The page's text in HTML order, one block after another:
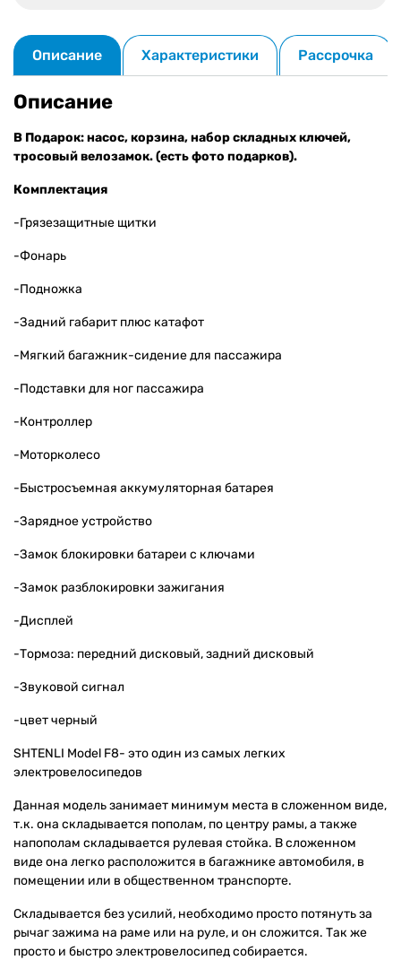
Описание Характеристики Рассрочка
Описание
В Подарок: насос, корзина, набор складных ключей,
тросовый велозамок. (есть фото подарков).
Комплектация
-Грязезащитные щитки
-Фонарь
-Подножка
-Задний габарит плюс катафот
-Мягкий багажник-сидение для пассажира
-Подставки для ног пассажира
-Контроллер
-Моторколесо
-Быстросъемная аккумуляторная батарея
-Зарядное устройство
-Замок блокировки батареи с ключами
-Замок разблокировки зажигания
-Дисплей
-Тормоза: передний дисковый, задний дисковый
-Звуковой сигнал
-цвет черный
SHTENLI Model F8- это один из самых легких
электровелосипедов
Данная модель занимает минимум места в сложенном виде,
т.к. она складывается пополам, по центру рамы, а также
напополам складывается рулевая стойка. В сложенном
виде она легко расположится в багажнике автомобиля, в
помещении или в общественном транспорте.
Складывается без усилий, необходимо просто потянуть за
рычаг зажима на раме или на руле, и он сложится. Так же
просто и быстро электровелосипед собирается.